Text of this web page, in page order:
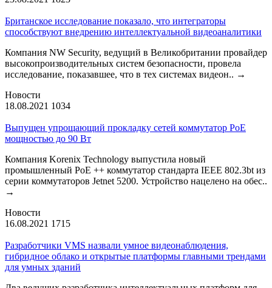
Британское исследование показало, что интеграторы
способствуют внедрению интеллектуальной видеоаналитики
Компания NW Security, ведущий в Великобритании провайдер
высокопроизводительных систем безопасности, провела
исследование, показавшее, что в тех системах видеон.. →
Новости
18.08.2021 1034
Выпущен упрощающий прокладку сетей коммутатор PoE
мощностью до 90 Вт
Компания Korenix Technology выпустила новый
промышленный PoE ++ коммутатор стандарта IEEE 802.3bt из
серии коммутаторов Jetnet 5200. Устройство нацелено на обес..
→
Новости
16.08.2021 1715
Разработчики VMS назвали умное видеонаблюдения,
гибридное облако и открытые платформы главными трендами
для умных зданий